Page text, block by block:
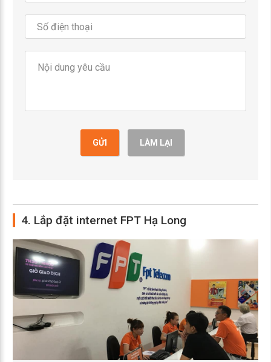
GỬI LÀM LẠI
4. Lắp đặt internet FPT Hạ Long